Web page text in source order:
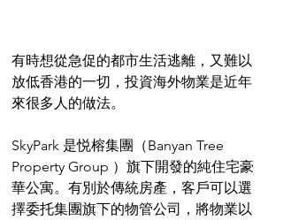
有時想從急促的都市生活逃離，又難以
放低香港的一切，投資海外物業是近年
來很多人的做法。
SkyPark 是悦榕集團（Banyan Tree
Property Group ）旗下開發的純住宅豪
華公寓。有別於傳統房產，客戶可以選
擇委托集團旗下的物管公司，將物業以